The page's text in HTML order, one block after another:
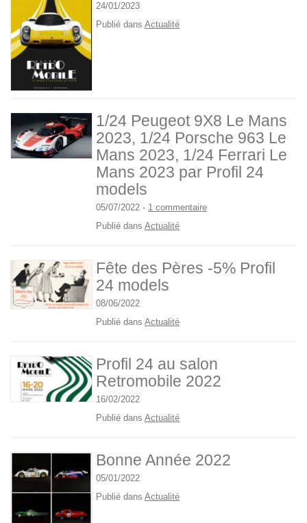
24/01/2023
Publié dans Actualité
1/24 Peugeot 9X8 Le Mans
2023, 1/24 Porsche 963 Le
Mans 2023, 1/24 Ferrari Le
Mans 2023 par Profil 24
models
05/07/2022 - 1 commentaire
Publié dans Actualité
Fête des Pères -5% Profil
24 models
08/06/2022
Publié dans Actualité
Profil 24 au salon
Retromobile 2022
16/02/2022
Publié dans Actualité
Bonne Année 2022
05/01/2022
Publié dans Actualité